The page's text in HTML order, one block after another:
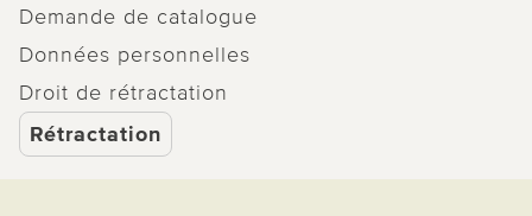
Demande de catalogue
Données personnelles
Droit de rétractation
Rétractation